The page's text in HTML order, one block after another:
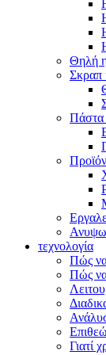
Θηλή
Σκραπ
Πάστα
τεχνολογία
Πώς να
Πώς
Γιατί